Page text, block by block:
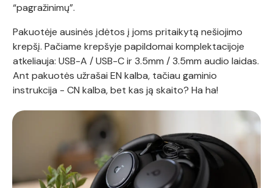
“pagražinimų”.
Pakuotėje ausinės įdėtos į joms pritaikytą nešiojimo
krepšį. Pačiame krepšyje papildomai komplektacijoje
atkeliauja: USB-A / USB-C ir 3.5mm / 3.5mm audio laidas.
Ant pakuotės užrašai EN kalba, tačiau gaminio
instrukcija - CN kalba, bet kas ją skaito? Ha ha!